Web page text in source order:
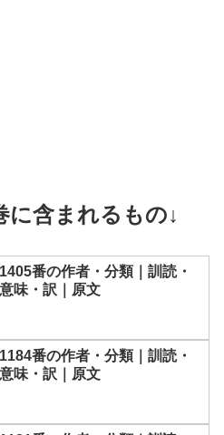
に含まれるもの↓
番の作者・分類｜訓読・
味・訳｜原文
番の作者・分類｜訓読・
味・訳｜原文